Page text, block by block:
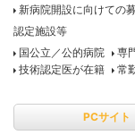
新病院開設に向けての
認定施設等
国公立／公的病院
専
技術認定医が在籍
常
PCサイト